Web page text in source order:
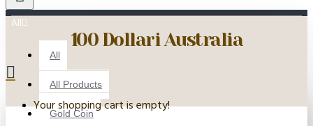
All
All
All Products
Gold Coin
Your shopping cart is empty!
100 Dollari Australia